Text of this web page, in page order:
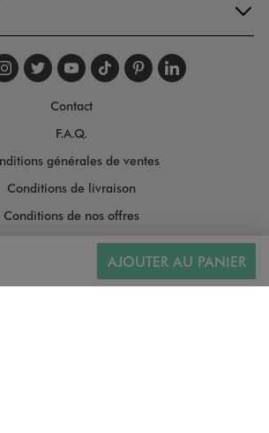
AJOUTER AU PANIER
nous sur
Suivez-nous sur
Suivez-nous sur
Suivez-nous
Suivez-nous
Suivez-
Contact
F.A.Q.
générales de ventes
Conditions de livraison
Conditions de nos offres
générales d'utilisation
de protection des données